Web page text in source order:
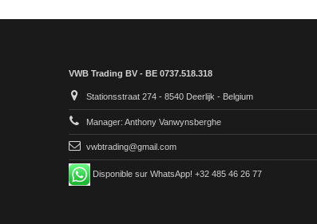
VWB Trading BV - BE 0737.518.318
Stationsstraat 274 - 8540 Deerlijk - Belgium
Manager: Anthony Vanwynsberghe
vwbtrading@gmail.com
Disponible sur WhatsApp! +32 485 46 26 77